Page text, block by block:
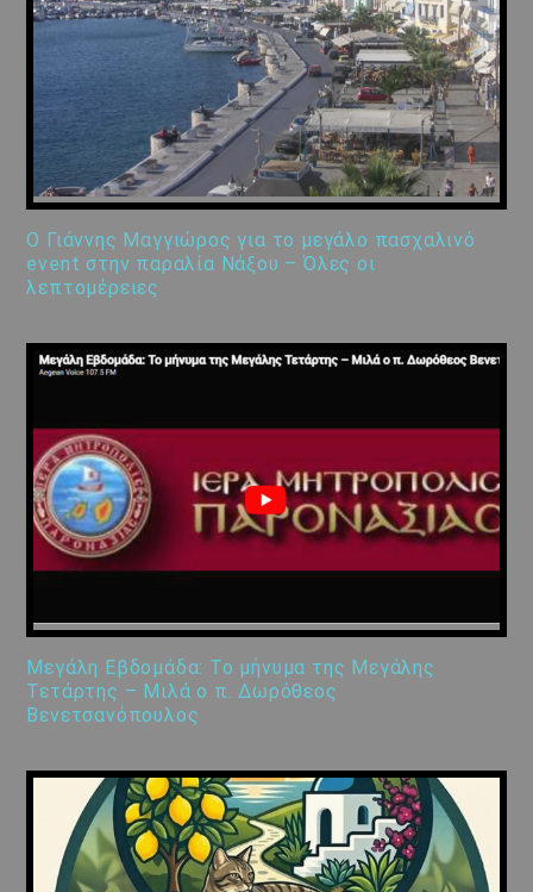
Ο Γιάννης Μαγγιώρος για το μεγάλο πασχαλινό
event στην παραλία Νάξου – Όλες οι
λεπτομέρειες
Μεγάλη Εβδομάδα: Το μήνυμα της Μεγάλης
Τετάρτης – Μιλά ο π. Δωρόθεος
Βενετσανόπουλος